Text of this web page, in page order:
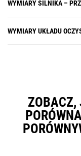
WYMIARY SILNIKA –
WYMIARY UKŁADU
ZOBACZ,